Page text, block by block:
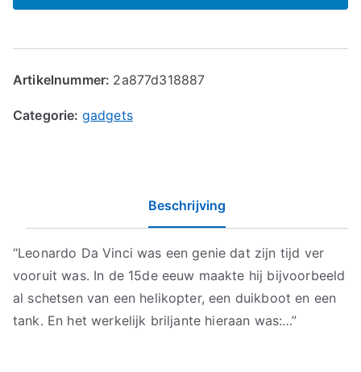
Artikelnummer: 2a877d318887
Categorie: gadgets
Beschrijving
“Leonardo Da Vinci was een genie dat zijn tijd ver
vooruit was. In de 15de eeuw maakte hij bijvoorbeeld
al schetsen van een helikopter, een duikboot en een
tank. En het werkelijk briljante hieraan was:…”